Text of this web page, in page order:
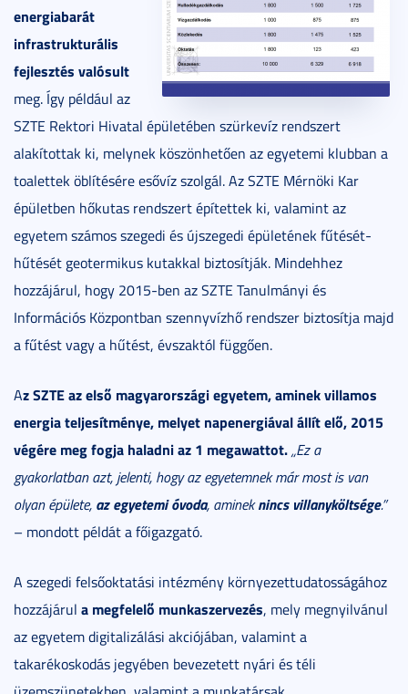
energiabarát
infrastrukturális
fejlesztés valósult
meg. Így például az
SZTE Rektori Hivatal épületében szürkevíz rendszert
alakítottak ki, melynek köszönhetően az egyetemi klubban a
toalettek öblítésére esővíz szolgál. Az SZTE Mérnöki Kar
épületben hőkutas rendszert építettek ki, valamint az
egyetem számos szegedi és újszegedi épületének fűtését-
hűtését geotermikus kutakkal biztosítják. Mindehhez
hozzájárul, hogy 2015-ben az SZTE Tanulmányi és
Információs Központban szennyvízhő rendszer biztosítja majd
a fűtést vagy a hűtést, évszaktól függően.
Az SZTE az első magyarországi egyetem, aminek villamos
energia teljesítménye, melyet napenergiával állít elő, 2015
végére meg fogja haladni az 1 megawattot.„Ez a
gyakorlatban azt, jelenti, hogy az egyetemnek már most is van
olyan épülete, az egyetemi óvoda, amineknincs villanyköltsége.”
– mondott példát a főigazgató.
A szegedi felsőoktatási intézmény környezettudatosságához
hozzájárul a megfelelő munkaszervezés, mely megnyilvánul
az egyetem digitalizálási akciójában, valamint a
takarékoskodás jegyében bevezetett nyári és téli